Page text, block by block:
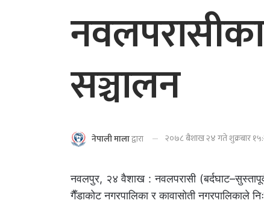
सञ्चालन
नेपाली मालाद्वारा २०७८ बैशाख २४ गते शुक्रबार
नवलपुर, २४ वैशाख : नवलपरासी
गैँडाकोट नगरपालिका र कावासोती नगरपालिकाले